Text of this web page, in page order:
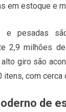
em estoque e
e pesadas
2,9 milhões
giro são
itens, com
de